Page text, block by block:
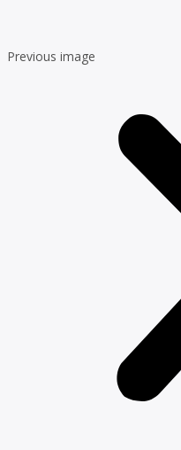
Previous image